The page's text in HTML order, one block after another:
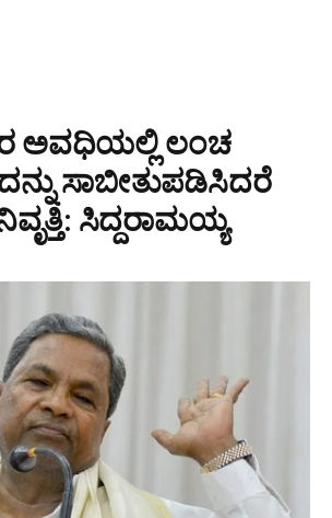
ಅವಧಿಯಲ್ಲಿ ಲಂಚ
ಸಾಬೀತುಪಡಿಸಿದರೆ
ಸಿದ್ದರಾಮಯ್ಯ